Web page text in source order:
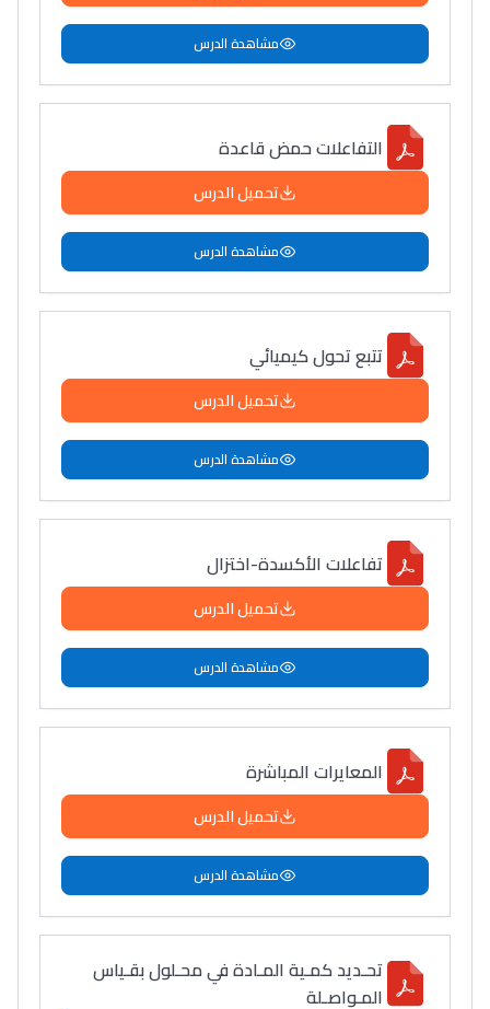
مشاهدة الدرس
التفاعلات حمض قاعدة
تحميل الدرس
مشاهدة الدرس
تتبع تحول كيميائي
تحميل الدرس
مشاهدة الدرس
تفاعلات الأكسدة-اختزال
تحميل الدرس
مشاهدة الدرس
المعايرات المباشرة
تحميل الدرس
مشاهدة الدرس
تحـديد كمـية المـادة في محـلول بقـياس
المـواصـلة